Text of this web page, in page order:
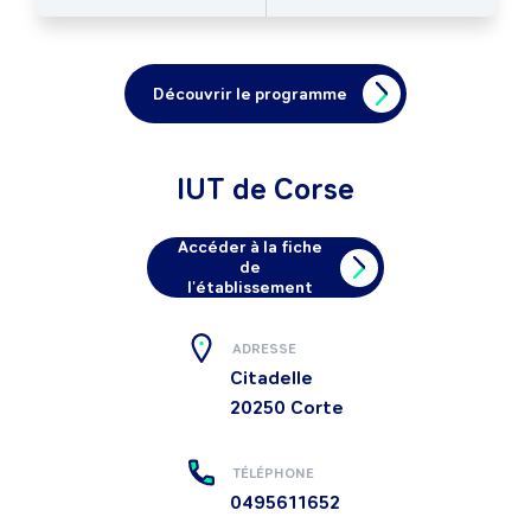
Découvrir le programme
IUT de Corse
Accéder à la fiche
de
l'établissement
ADRESSE
Citadelle
20250 Corte
TÉLÉPHONE
0495611652